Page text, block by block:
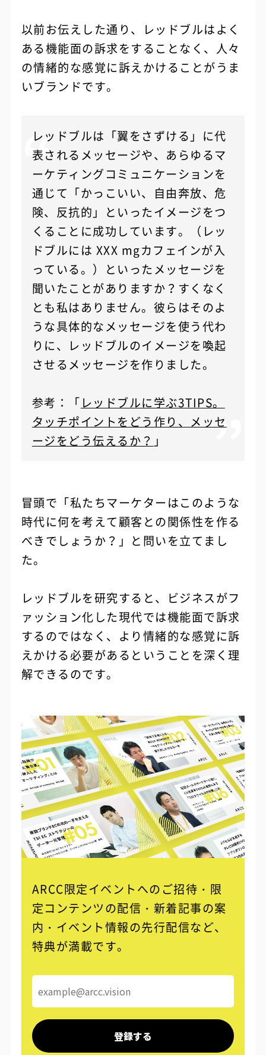
以前お伝えした通り、レッドブルはよく
ある機能面の訴求をすることなく、人々
の情緒的な感覚に訴えかけることがうま
いブランドです。
レッドブルは「翼をさずける」に代
表されるメッセージや、あらゆるマ
ーケティングコミュニケーションを
通じて「かっこいい、自由奔放、危
険、反抗的」といったイメージをつ
くることに成功しています。（レッ
ドブルには XXX mgカフェインが入
っている。）といったメッセージを
聞いたことがありますか？すくなく
とも私はありません。彼らはそのよ
うな具体的なメッセージを使う代わ
りに、レッドブルのイメージを喚起
させるメッセージを作りました。
参考：「 レッドブルに学ぶ3TIPS。
タッチポイントをどう作り、メッセ
ージをどう伝えるか？ 」
冒頭で「私たちマーケターはこのような
時代に何を考えて顧客との関係性を作る
べきでしょうか？」と問いを立てまし
た。
レッドブルを研究すると、ビジネスがフ
ァッション化した現代では機能面で訴求
するのではなく、より情緒的な感覚に訴
えかける必要があるということを深く理
解できるのです。
ARCC限定イベントへのご招待・限
定コンテンツの配信・ 新着記事の案
内・イベント情報の先行配信など、
特典が満載です。